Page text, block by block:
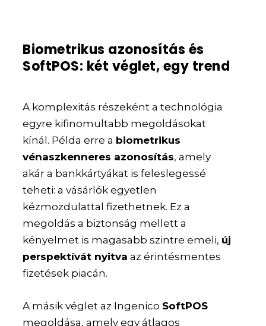
Biometrikus azonosítás és
SoftPOS: két véglet, egy trend
A komplexitás részeként a technológia
egyre kifinomultabb megoldásokat
kínál. Példa erre a biometrikus
vénaszkenneres azonosítás, amely
akár a bankkártyákat is feleslegessé
teheti: a vásárlók egyetlen
kézmozdulattal fizethetnek. Ez a
megoldás a biztonság mellett a
kényelmet is magasabb szintre emeli, új
perspektívát nyitva az érintésmentes
fizetések piacán.
A másik véglet az Ingenico SoftPOS
megoldása, amely egy átlagos